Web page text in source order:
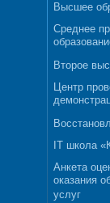
Высшее
Среднее
Второе
Центр
IT школа
Анкета
оказания
услуг